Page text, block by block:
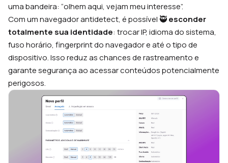
uma bandeira: “olhem aqui, vejam meu interesse”.
Com um navegador antidetect, é possível 🥷esconder
totalmente sua identidade: trocar IP, idioma do sistema,
fuso horário, fingerprint do navegador e até o tipo de
dispositivo. Isso reduz as chances de rastreamento e
garante segurança ao acessar conteúdos potencialmente
perigosos.